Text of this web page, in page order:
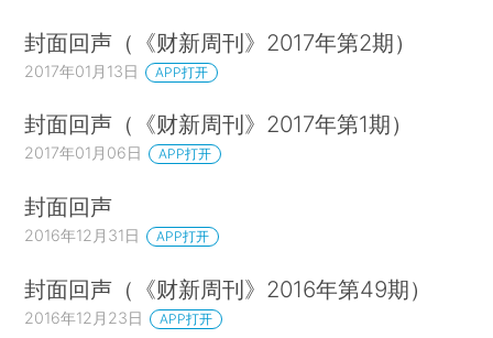
封面回声（《财新周刊》2017年第2期）
2017年01月13日 APP打开
封面回声（《财新周刊》2017年第1期）
2017年01月06日 APP打开
封面回声
2016年12月31日 APP打开
封面回声（《财新周刊》2016年第49期）
2016年12月23日 APP打开